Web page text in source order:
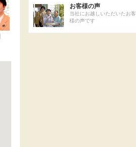
お客様の声
当社にお越しいただいたお客
様の声です